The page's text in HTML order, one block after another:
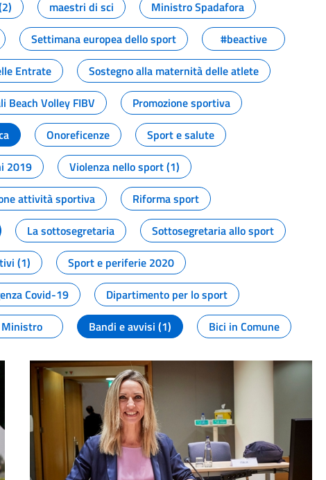
maestri di sci
Ministro Spadafora
Settimana europea dello sport
#beactive
Entrate
Sostegno alla maternità delle atlete
Beach Volley FIBV
Promozione sportiva
Onoreficenze
Sport e salute
2019
Violenza nello sport (1)
attività sportiva
Riforma sport
La sottosegretaria
Sottosegretaria allo sport
(1)
Sport e periferie 2020
Covid-19
Dipartimento per lo sport
Ministro Bandi e avvisi (1) Bici in Comune